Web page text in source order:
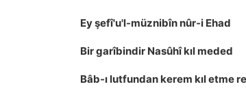
Ey şefî'u'l-müznibîn nûr-i Ehad
Bir garîbindir Nasûhî kıl meded
Bâb-ı lutfundan kerem kıl etme